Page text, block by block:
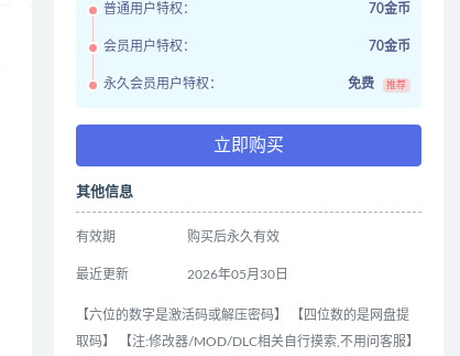
普通用户特权： 70金币
会员用户特权： 70金币
永久会员用户特权： 免费 推荐
立即购买
其他信息
有效期 购买后永久有效
最近更新 2026年05月30日
【六位的数字是激活码或解压密码】 【四位数的是网盘提
取码】 【注:修改器/MOD/DLC相关自行摸索,不用问客服】